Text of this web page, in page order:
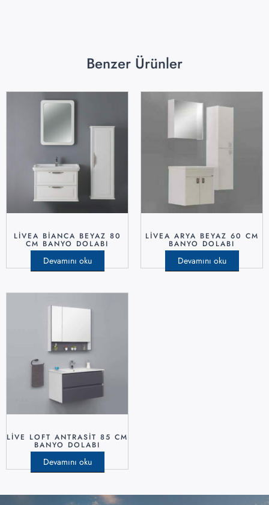
Benzer Ürünler
LİVEA BİANCA BEYAZ 80
CM BANYO DOLABI
Devamını oku
LİVEA ARYA BEYAZ 60 CM
BANYO DOLABI
Devamını oku
LİVE LOFT ANTRASİT 85 CM
BANYO DOLABI
Devamını oku